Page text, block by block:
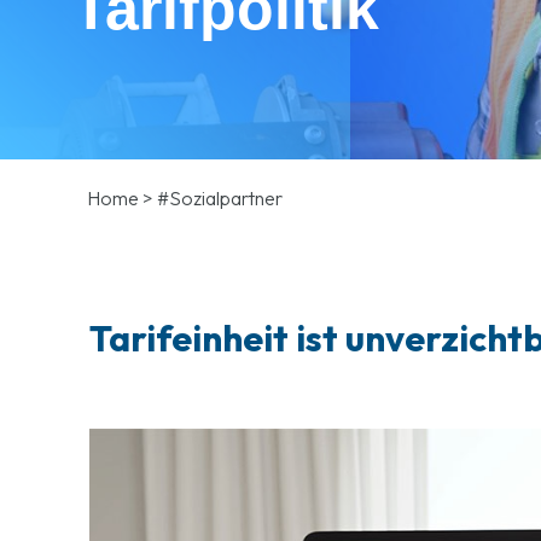
Home > #Sozialpartner
Tarifeinheit ist